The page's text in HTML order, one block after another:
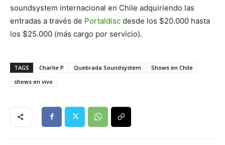
soundsystem internacional en Chile adquiriendo las
entradas a través de Portaldisc desde los $20.000 hasta
los $25.000 (más cargo por servicio).
TAGS Charlie P Quebrada Soundsystem
Shows en Chile
shows en vivo